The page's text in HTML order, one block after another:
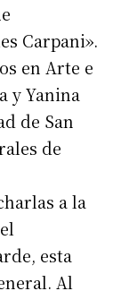
Carpani».
en Arte e
y Yanina
de San
de
a la
esta
Al